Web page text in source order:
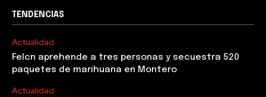
TENDENCIAS
Actualidad
Felcn aprehende a tres personas y secuestra 520
paquetes de marihuana en Montero
Actualidad